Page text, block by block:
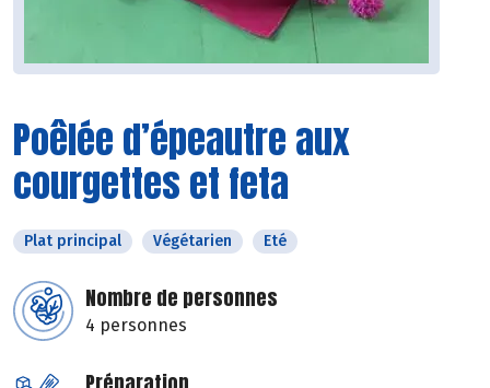
Poêlée d’épeautre aux
courgettes et feta
Plat principal Végétarien Eté
Nombre de personnes
4 personnes